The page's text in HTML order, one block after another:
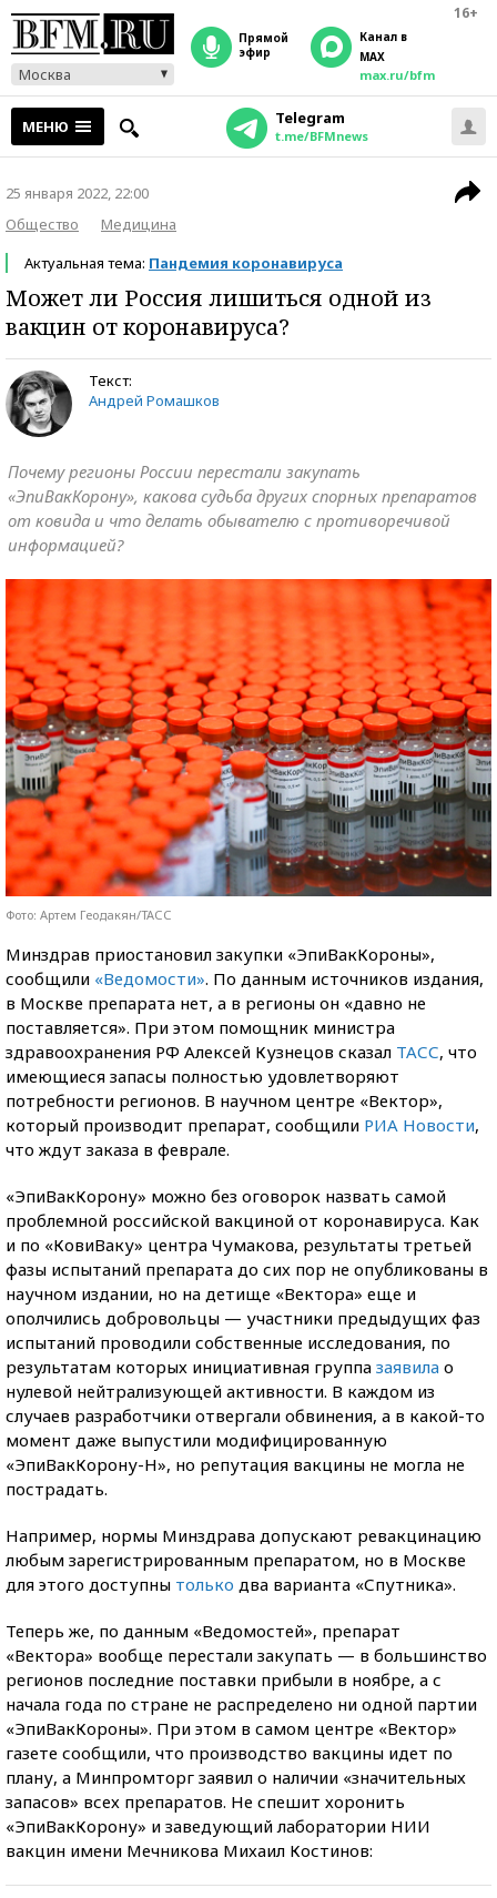
16+
Москва
прямой
эфир
Канал в
MAX
max.ru/bfm
МЕНЮ Telegram
t.me/BFMnews
25 января 2022, 22:00
Общество
Медицина
Актуальная тема: Пандемия коронавируса
Может ли Россия лишиться одной из
вакцин от коронавируса?
Текст:
Андрей Ромашков
Почему регионы России перестали закупать
«ЭпиВакКорону», какова судьба других спорных препаратов
от ковида и что делать обывателю с противоречивой
информацией?
Фото: Артем Геодакян/ТАСС
Минздрав приостановил закупки «ЭпиВакКороны»,
сообщили «Ведомости». По данным источников издания,
в Москве препарата нет, а в регионы он «давно не
поставляется». При этом помощник министра
здравоохранения РФ Алексей Кузнецов сказал ТАСС, что
имеющиеся запасы полностью удовлетворяют
потребности регионов. В научном центре «Вектор»,
который производит препарат, сообщили РИА Новости,
что ждут заказа в феврале.
«ЭпиВакКорону» можно без оговорок назвать самой
проблемной российской вакциной от коронавируса. Как
и по «КовиВаку» центра Чумакова, результаты третьей
фазы испытаний препарата до сих пор не опубликованы в
научном издании, но на детище «Вектора» еще и
ополчились добровольцы — участники предыдущих фаз
испытаний проводили собственные исследования, по
результатам которых инициативная группа заявила о
нулевой нейтрализующей активности. В каждом из
случаев разработчики отвергали обвинения, а в какой-то
момент даже выпустили модифицированную
«ЭпиВакКорону-Н», но репутация вакцины не могла не
пострадать.
Например, нормы Минздрава допускают ревакцинацию
любым зарегистрированным препаратом, но в Москве
для этого доступны только два варианта «Спутника».
Теперь же, по данным «Ведомостей», препарат
«Вектора» вообще перестали закупать — в большинство
регионов последние поставки прибыли в ноябре, а с
начала года по стране не распределено ни одной партии
«ЭпиВакКороны». При этом в самом центре «Вектор»
газете сообщили, что производство вакцины идет по
плану, а Минпромторг заявил о наличии «значительных
запасов» всех препаратов. Не спешит хоронить
«ЭпиВакКорону» и заведующий лаборатории НИИ
вакцин имени Мечникова Михаил Костинов: